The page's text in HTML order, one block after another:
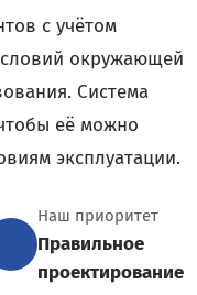
с учётом
окружающей
Система
её можно
эксплуатации.
Наш приоритет
Правильное
проектирование